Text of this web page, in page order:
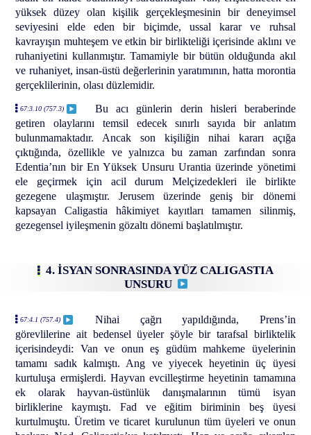
yüksek düzey olan kişilik gerçekleşmesinin bir deneyimsel
seviyesini elde eden bir biçimde, ussal karar ve ruhsal
kavrayışın muhteşem ve etkin bir birlikteliği içerisinde aklını ve
ruhaniyetini kullanmıştır. Tamamiyle bir bütün olduğunda akıl
ve ruhaniyet, insan-üstü değerlerinin yaratımının, hatta morontia
gerçeklilerinin, olası düzlemidir.
67:3.10 (757.3)
Bu acı günlerin derin hisleri beraberinde
getiren olaylarını temsil edecek sınırlı sayıda bir anlatım
bulunmamaktadır. Ancak son kişiliğin nihai kararı açığa
çıktığında, özellikle ve yalnızca bu zaman zarfından sonra
Edentia’nın bir En Yüksek Unsuru Urantia üzerinde yönetimi
ele geçirmek için acil durum Melçizedekleri ile birlikte
gezegene ulaşmıştır. Jerusem üzerinde geniş bir dönemi
kapsayan Caligastia hâkimiyet kayıtları tamamen silinmiş,
gezegensel iyileşmenin gözaltı dönemi başlatılmıştır.
4. İSYAN SONRASINDA YÜZ CALIGASTIA
UNSURU
67:4.1 (757.4)
Nihai çağrı yapıldığında, Prens’in
görevlilerine ait bedensel üyeler şöyle bir tarafsal birliktelik
içerisindeydi: Van ve onun eş güdüm mahkeme üyelerinin
tamamı sadık kalmıştı. Ang ve yiyecek heyetinin üç üyesi
kurtuluşa ermişlerdi. Hayvan evcilleştirme heyetinin tamamına
ek olarak hayvan-üstünlük danışmalarının tümü isyan
birliklerine kaymıştı. Fad ve eğitim biriminin beş üyesi
kurtulmuştu. Üretim ve ticaret kurulunun tüm üyeleri ve onun